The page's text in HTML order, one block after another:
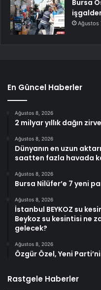
Bursa
Ağustos
En Güncel Haberler
Ağustos 8, 2026
2 milyar yıllık dağın
Ağustos 8, 2026
Dünyanın en uzun
saatten fazla havada
Ağustos 8, 2026
Bursa Nilüfer’e 7 yeni
Ağustos 8, 2026
İstanbul BEYKOZ su
Beykoz su kesintisi ne
gelecek?
Ağustos 8, 2026
Özgür Özel, Yeni
Rastgele Haberler